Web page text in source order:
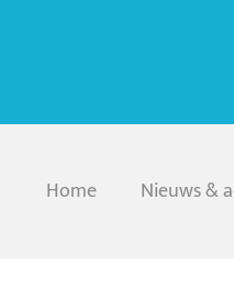
Home Nieuws &